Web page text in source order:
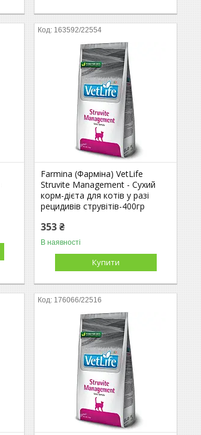
163592/22554
Farmina (Фарміна) VetLife
Struvite Management - Сухий
корм-дієта для котів у разі
рецидивів струвітів-400гр
353 ₴
В наявності
Купити
176066/22516